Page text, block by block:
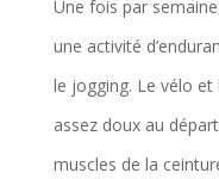
Une fois par
une activité
le jogging. Le vélo
assez doux au
muscles de la